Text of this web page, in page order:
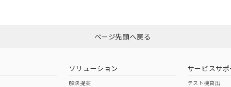
ダウンロードはこちら
（日本
（アメリカ
ページ先頭へ戻る
ソリューション
解決提案
サービスサポ
テスト機貸出